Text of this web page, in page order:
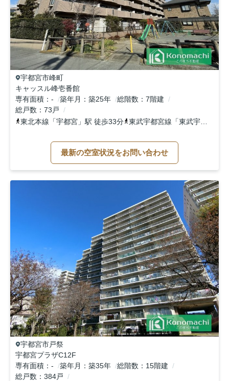
宇都宮市峰町
キャッスル峰壱番館
専有面積
- 築年月 築25年 総階数
7階建
総戸数
73戸
東北本線 「宇都宮 」駅 徒歩33分 東武宇都宮線 「東武宇都宮
最新の空室状況をお問い合わせ
宇都宮市戸祭
宇都宮プラザC12F
専有面積
- 築年月 築35年 総階数
15階建
総戸数
384戸